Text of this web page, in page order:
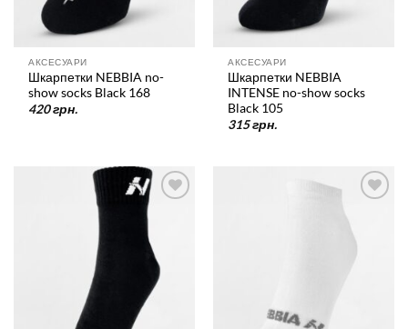
АКСЕСУАРИ
Шкарпетки NEBBIA no-
show socks Black 168
420грн.
АКСЕСУАРИ
Шкарпетки NEBBIA
INTENSE no-show socks
Black 105
315грн.
бажань
список
бажань